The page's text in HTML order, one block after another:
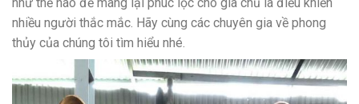
như thế nào để mang lại phúc lộc cho gia chủ là điều khiến
nhiều người thắc mắc. Hãy cùng các chuyên gia về phong
thủy của chúng tôi tìm hiểu nhé.